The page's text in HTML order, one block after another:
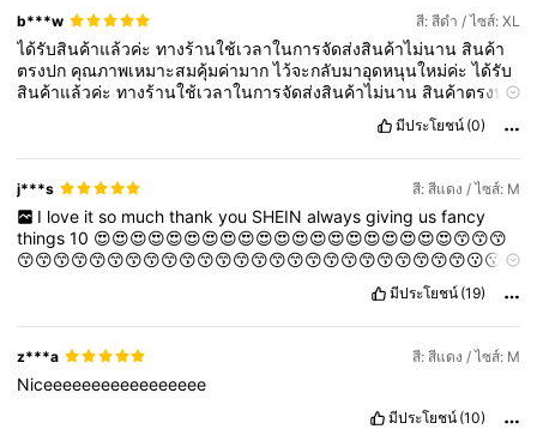
b***w สี: สีดำ / ไซส์: XL
ได้รับสินค้าแล้วค่ะทางร้านใช้เวลาในการจัดส่งสินค้าไม่นาน สินค้า
ตรงปก คุณภาพเหมาะสมคุ้มค่ามากไว้จะกลับมาอุดหนุนใหม่ค่ะได้รับ
สินค้าแล้วค่ะทางร้านใช้เวลาในการจัดส่งสินค้าไม่นาน สินค้าตรงปก
ไว้จะกลับมาอุดหนุนใหม่ค่ะ
มีประโยชน์ (0)
j***s สี: สีแดง / ไซส์: M
I love it so much thank you SHEIN always giving us fancy
things10 😍😍😍😍😍😍😍😍😍😍😍😍😍😍😍😍😍😍😍😍😙😙😙
😙😙😙😙😙😙😙😙😙😙😙😙😙😙😙😙😙😙😙😙😙😙😙😙😙😗😗
😗😍😍😍😍😍😍😍😍😍😍😍😍😍😍😍😍😍😍😍😍😍😍😍😍😍😍
มีประโยชน์ (19)
z***a สี: สีแดง / ไซส์: M
Niceeeeeeeeeeeeeeeee
มีประโยชน์ (10)